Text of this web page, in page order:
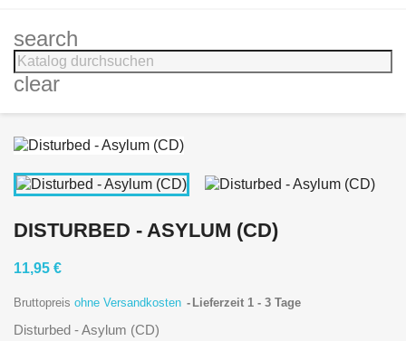
search
clear
DISTURBED - ASYLUM (CD)
11,95 €
Bruttopreis ohne Versandkosten Lieferzeit 1 - 3 Tage
Disturbed - Asylum (CD)